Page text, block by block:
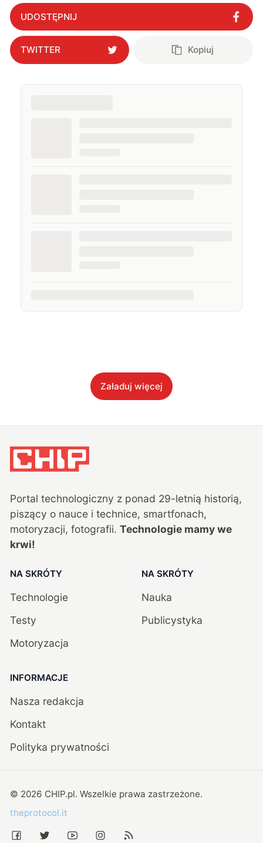
UDOSTĘPNIJ
TWITTER Kopiuj
Załaduj więcej
Portal technologiczny z ponad 29-letnią historią,
piszący o nauce i technice, smartfonach,
motoryzacji, fotografii. Technologie mamy we
krwi!
NA SKRÓTY
Technologie
Testy
Motoryzacja
NA SKRÓTY
Nauka
Publicystyka
INFORMACJE
Nasza redakcja
Kontakt
Polityka prywatności
© 2026 CHIP.pl. Wszelkie prawa zastrzeżone.
theprotocol.it